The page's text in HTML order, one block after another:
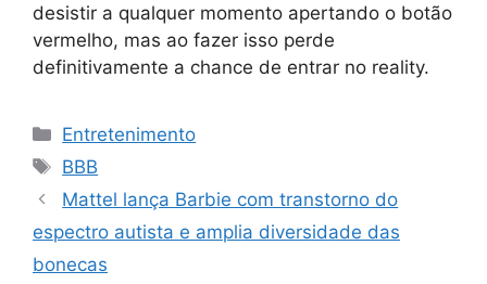
desistir a qualquer momento apertando o botão
vermelho, mas ao fazer isso perde
definitivamente a chance de entrar no reality.
Categorias
Entretenimento
Tags
BBB
Mattel lança Barbie com transtorno do
espectro autista e amplia diversidade das
bonecas